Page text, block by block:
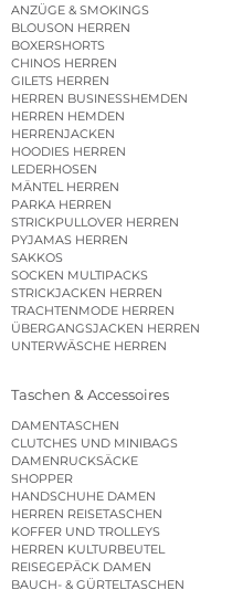
ANZÜGE & SMOKINGS
BLOUSON HERREN
BOXERSHORTS
CHINOS HERREN
GILETS HERREN
HERREN BUSINESSHEMDEN
HERREN HEMDEN
HERRENJACKEN
HOODIES HERREN
LEDERHOSEN
MÄNTEL HERREN
PARKA HERREN
STRICKPULLOVER HERREN
PYJAMAS HERREN
SAKKOS
SOCKEN MULTIPACKS
STRICKJACKEN HERREN
TRACHTENMODE HERREN
ÜBERGANGSJACKEN HERREN
UNTERWÄSCHE HERREN
Taschen & Accessoires
DAMENTASCHEN
CLUTCHES UND MINIBAGS
DAMENRUCKSÄCKE
SHOPPER
HANDSCHUHE DAMEN
HERREN REISETASCHEN
KOFFER UND TROLLEYS
HERREN KULTURBEUTEL
REISEGEPÄCK DAMEN
BAUCH- & GÜRTELTASCHEN